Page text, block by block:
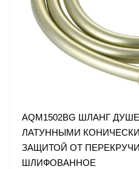
AQM1502BG ШЛАНГ
ЛАТУННЫМИ
ЗАЩИТОЙ ОТ
ШЛИФОВАННОЕ